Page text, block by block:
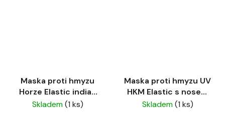
Maska proti hmyzu
Horze Elastic indian
tan
Skladem(1 ks)
Maska proti hmyzu UV
HKM Elastic s nosem
jade
Skladem(1 ks)